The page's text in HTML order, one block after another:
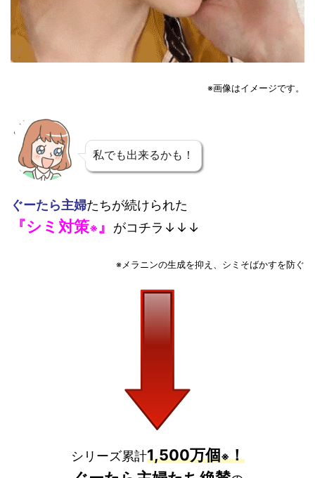
※画像はイメージです。
私でも出来るかも！
ぐーたら主婦たちが続けられた
『シミ対策※』 がコチラ↓↓↓
※メラニンの生成を抑え、シミそばかすを防ぐ
シリーズ累計1,500万個※！